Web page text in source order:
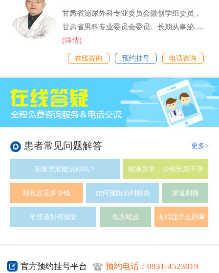
甘肃省泌尿外科专业委员会微创学组委员，
甘肃省男科专业委员会委员。长期从事泌.....
[详情]
在线咨询 预约挂号 电话咨询
患者常见问题解答 更多>
阳痿早泄能治好吗？ 精液异常、少精长期不孕
割包皮花多少钱 如何预防前列腺炎 尿道刺痛
早泄该如何预防 龟头蜕皮 无精症怎么回事
官方预约挂号平台 预约电话：0931-4523019